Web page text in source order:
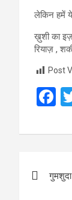
लेकिन हमें ये
ख़ुशी का
रियाज़ ,
Post
F
o